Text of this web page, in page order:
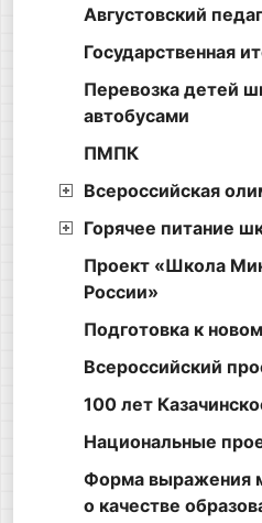
Августовский
Государственная
Перевозка детей
автобусами
ПМПК
Всероссийская
Горячее питание
Проект «Школа
России»
Подготовка к
Всероссийский
100 лет
Национальные
Форма выражения
о качестве